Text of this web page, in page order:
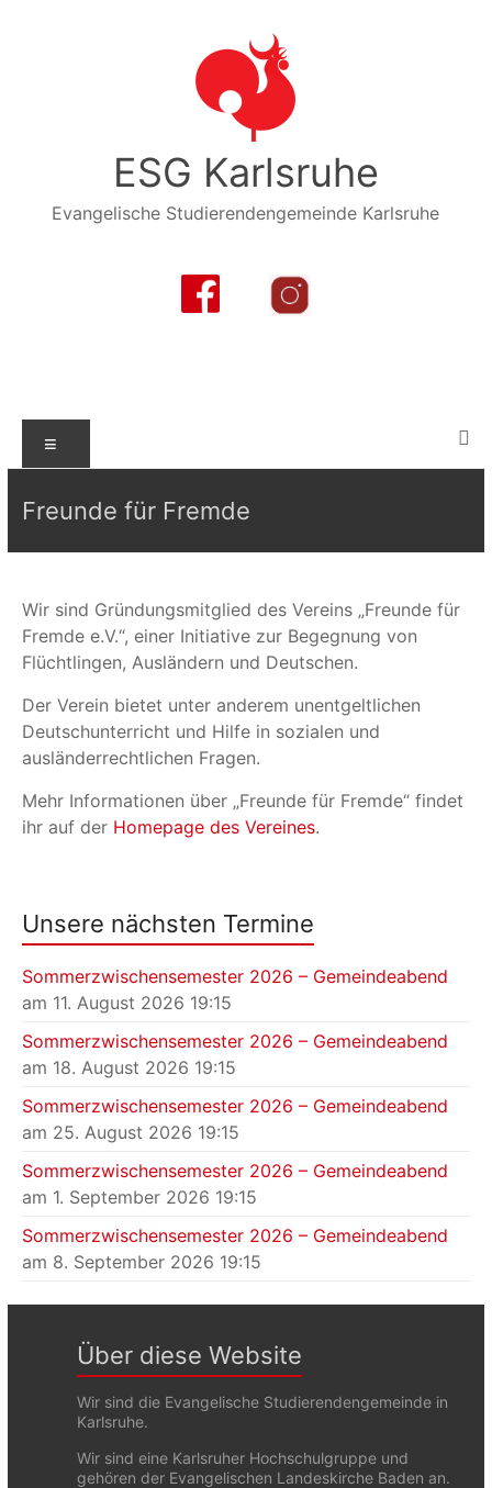
ESG Karlsruhe
Evangelische Studierendengemeinde Karlsruhe
Freunde für Fremde
Wir sind Gründungsmitglied des Vereins „Freunde für
Fremde e.V.“, einer Initiative zur Begegnung von
Flüchtlingen, Ausländern und Deutschen.
Der Verein bietet unter anderem unentgeltlichen
Deutschunterricht und Hilfe in sozialen und
ausländerrechtlichen Fragen.
Mehr Informationen über „Freunde für Fremde“ findet
ihr auf derHomepage des Vereines.
Unsere nächsten Termine
Sommerzwischensemester 2026 – Gemeindeabend
am 11. August 2026 19:15
Sommerzwischensemester 2026 – Gemeindeabend
am 18. August 2026 19:15
Sommerzwischensemester 2026 – Gemeindeabend
am 25. August 2026 19:15
Sommerzwischensemester 2026 – Gemeindeabend
am 1. September 2026 19:15
Sommerzwischensemester 2026 – Gemeindeabend
am 8. September 2026 19:15
Über diese Website
Wir sind die Evangelische Studierendengemeinde in
Karlsruhe.
Wir sind eine Karlsruher Hochschulgruppe und
gehören der Evangelischen Landeskirche Baden an.